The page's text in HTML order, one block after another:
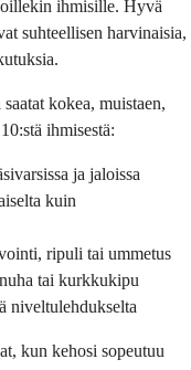
ihmisille. Hyvä
suhteellisen harvinaisia,
kokea, muistaen,
ihmisestä:
ja jaloissa
kuin
ripuli tai ummetus
tai kurkkukipu
niveltulehdukselta
kun kehosi sopeutuu